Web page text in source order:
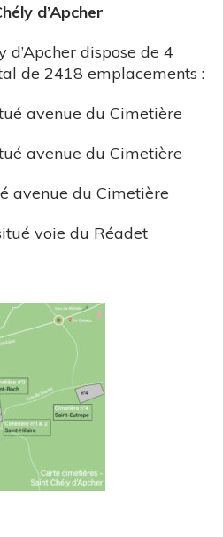
d’Apcher
dispose de 4
de 2418 emplacements :
avenue du Cimetière
avenue du Cimetière
avenue du Cimetière
voie du Réadet